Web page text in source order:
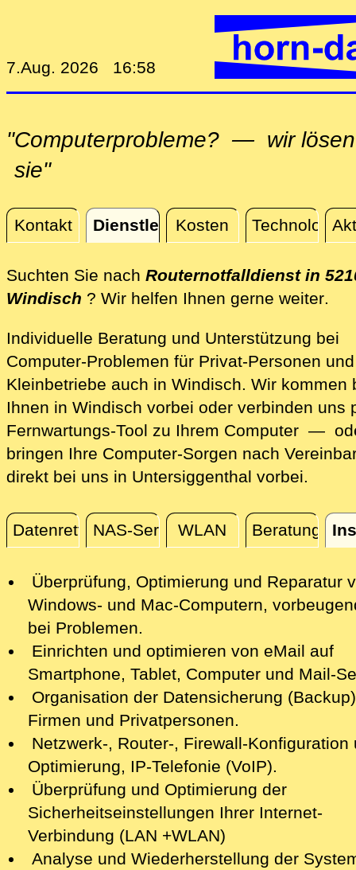
7.Aug. 2026 16:58
"Computerprobleme? — wir lösen
sie"
Kontakt Dienstleistungen
Kosten Technologie
Dienstleistungen
Suchten Sie nach Routernotfalldienst in
Windisch ? Wir helfen Ihnen gerne weiter.
Individuelle Beratung und Unterstützung bei
Computer-Problemen für Privat-Personen und
Kleinbetriebe auch in Windisch. Wir kommen
Ihnen in Windisch vorbei oder verbinden uns
Fernwartungs-Tool zu Ihrem Computer —
bringen Ihre Computer-Sorgen nach
direkt bei uns in Untersiggenthal vorbei.
DatenrettungNAS-ServerWLAN Beratung
Installation / Konfiguration
Überprüfung, Optimierung und Reparatur
Windows- und Mac-Computern,
bei Problemen.
Einrichten und optimieren von eMail auf
Smartphone, Tablet, Computerund Mail-
Organisation der Datensicherung
Firmen und Privatpersonen.
Netzwerk-, Router-, Firewall-Konfiguration
Optimierung, IP-Telefonie (VoIP).
Überprüfung und Optimierung der
Sicherheitseinstellungen Ihrer Internet-
Verbindung (LAN +WLAN)
Analyse und Wiederherstellung der